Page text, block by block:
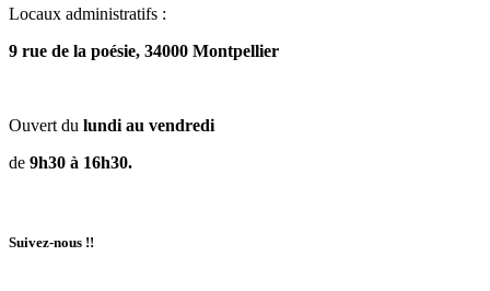
Locaux administratifs :
9 rue de la poésie, 34000 Montpellier
Ouvert du lundi au vendredi
de 9h30 à 16h30.
Suivez-nous !!